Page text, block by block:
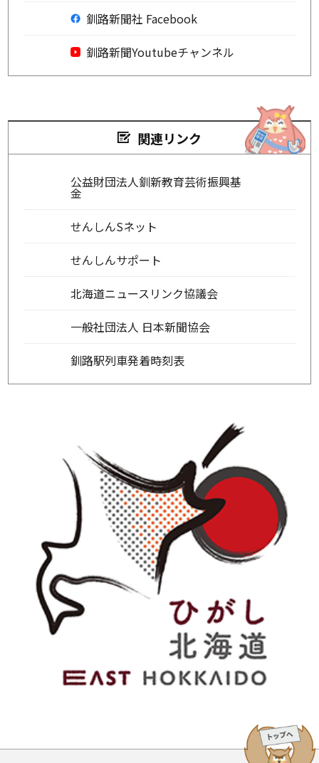
釧路新聞社 Facebook
釧路新聞Youtubeチャンネル
関連リンク
公益財団法人釧新教育芸術振興基
金
せんしんSネット
せんしんサポート
北海道ニュースリンク協議会
一般社団法人 日本新聞協会
釧路駅列車発着時刻表